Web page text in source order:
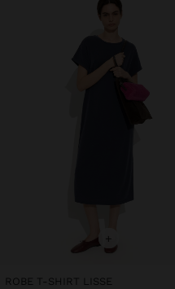
+
ROBE T-SHIRT LISSE